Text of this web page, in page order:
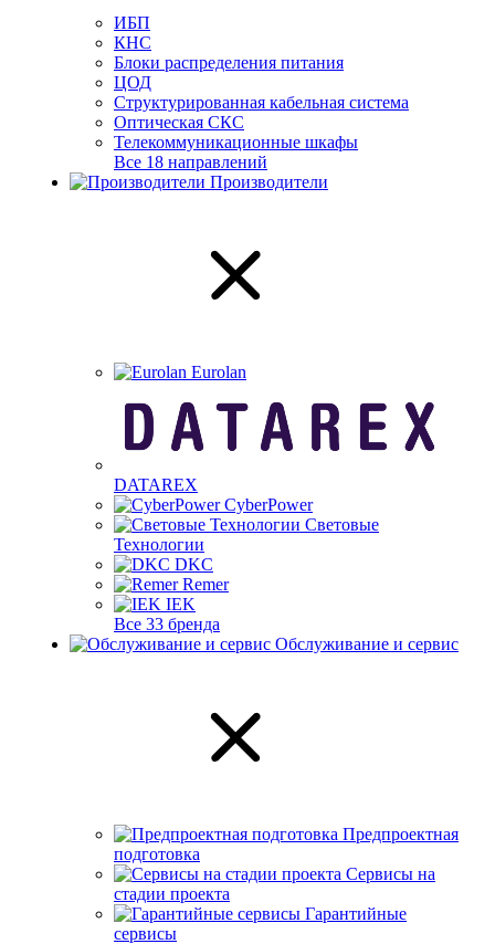
ИБП
КНС
Блоки распределения питания
ЦОД
Структурированная кабельная система
Оптическая СКС
Телекоммуникационные шкафы
Все 18 направлений
Производители
Eurolan
DATAREX
CyberPower
Световые
Технологии
DKC
Remer
IEK
Все 33 бренда
Обслуживание и сервис
Предпроектная
подготовка
Сервисы на
стадии проекта
Гарантийные
сервисы